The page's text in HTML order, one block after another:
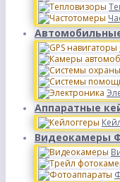
Аппаратные
Видеокамеры